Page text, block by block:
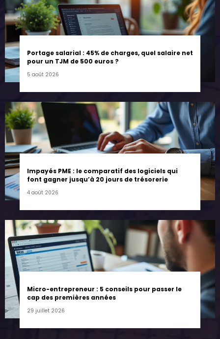
Portage salarial : 45% de charges, quel salaire net
pour un TJM de 500 euros ?
5 août 2026
Impayés PME : le comparatif des logiciels qui
font gagner jusqu’à 20 jours de trésorerie
4 août 2026
Micro-entrepreneur : 5 conseils pour passer le
cap des premières années
29 juillet 2026